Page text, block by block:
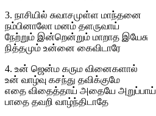
3. நாசியில் சுவாசமுள்ள மாந்தனை
நம்பினாலோ மனம் தளருவாய்
நேற்றும் இன்றென்றும் மாறாத இயேசு
நித்தமும் உன்னை கைவிடாரே
4. உன் ஜென்ம கரும வினைகளால்
உன் வாழ்வு கசந்து தவிக்குமே
எதை விதைத்தாய் அதையே அறுப்பாய்
பாதை தவறி வாழ்ந்திடாதே